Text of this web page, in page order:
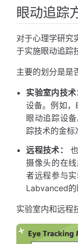
眼动追踪
对于心理学研究
于实施眼动追踪
主要的划分是是
实验室内技术
设备。例如
眼动追踪设
踪技术的金标
远程技术：
摄像头的在
者远程参与
Labvanced的
实验室内和远程